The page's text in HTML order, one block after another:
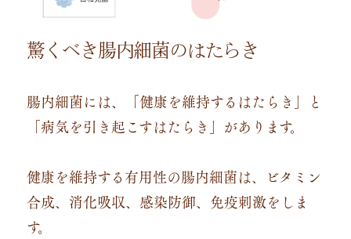
驚くべき腸内細菌のはたらき
腸内細菌には、「健康を維持するはたらき」と
「病気を引き起こすはたらき」があります。
健康を維持する有用性の腸内細菌は、ビタミン
合成、消化吸収、感染防御、免疫刺激をしま
す。